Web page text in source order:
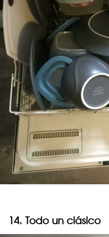
14. Todo un clásico